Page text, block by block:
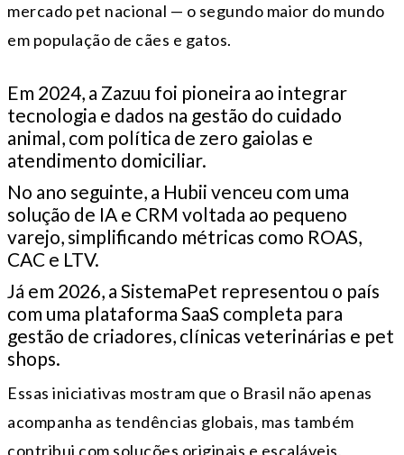
mercado pet nacional — o segundo maior do mundo
em população de cães e gatos.
Em 2024, a Zazuu foi pioneira ao integrar
tecnologia e dados na gestão do cuidado
animal, com política de zero gaiolas e
atendimento domiciliar.
No ano seguinte, a Hubii venceu com uma
solução de IA e CRM voltada ao pequeno
varejo, simplificando métricas como ROAS,
CAC e LTV.
Já em 2026, a SistemaPet representou o país
com uma plataforma SaaS completa para
gestão de criadores, clínicas veterinárias e pet
shops.
Essas iniciativas mostram que o Brasil não apenas
acompanha as tendências globais, mas também
contribui com soluções originais e escaláveis.